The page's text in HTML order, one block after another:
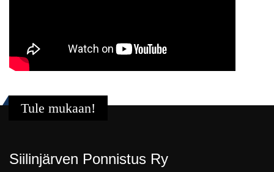
Tule mukaan!
Siilinjärven Ponnistus Ry